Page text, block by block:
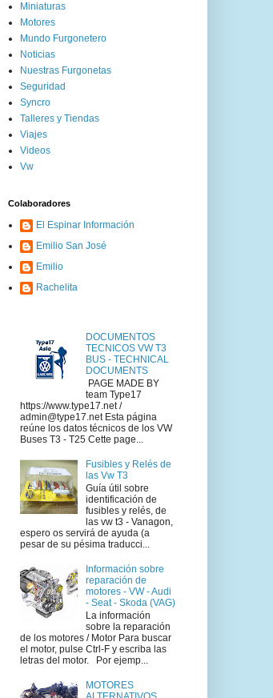
Miniaturas
Motores
Mundo Furgonetero
Noticias
Nuestras Furgonetas
Seguridad
Syncro
Talleres y Tiendas
Viajes
Videos
Vw
Colaboradores
El Espinar Información
Emilio San José
Emilio
Rachelita
DOCUMENTOS
TECNICOS VW T3
BUS - TECHNICAL
DOCUMENTS
PAGE MADE BY
team Type17
https://www.type17.net /
admin@type17.net Esta página
reúne los datos técnicos de los VW
Buses T3 - T25 Cette page...
Fusibles y Relés de
las Vw T3
Guía útil sobre
identificación de
fusibles y relés, de
las vw t3 - Vanagon,
espero os servirá de ayuda (a
pesar de su pésima traducci...
Información sobre
reparación de
motores - VW - Audi
- Seat - Skoda (VAG)
La información
sobre la reparación
de los motores / Motor Para buscar
el motor, pulse Ctrl-F y escriba las
letras del motor. Por ejemp...
MOTORES